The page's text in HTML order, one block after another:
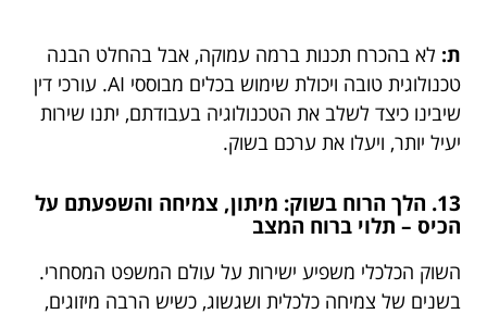
ת: לא בהכרח תכנות ברמה עמוקה, אבל בהחלט הבנה
טכנולוגית טובה ויכולת שימוש בכלים מבוססי AI. עורכי דין
שיבינו כיצד לשלב את הטכנולוגיה בעבודתם, יתנו שירות
יעיל יותר, ויעלו את ערכם בשוק.
13. הלך הרוח בשוק: מיתון, צמיחה והשפעתם על
הכיס – תלוי ברוח המצב
השוק הכלכלי משפיע ישירות על עולם המשפט המסחרי.
בשנים של צמיחה כלכלית ושגשוג, כשיש הרבה מיזוגים,